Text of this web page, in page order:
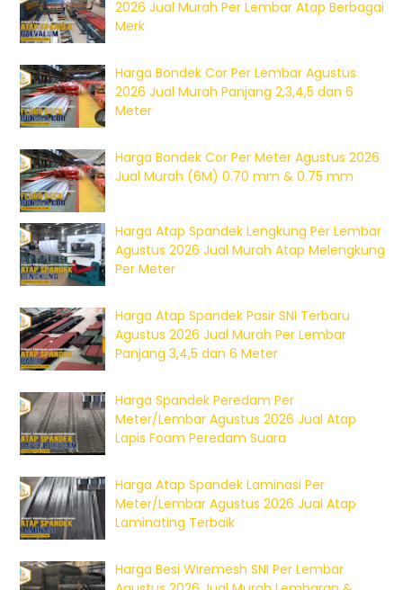
2026 Jual Murah Per Lembar Atap Berbagai
Merk
Harga Bondek Cor Per Lembar Agustus
2026 Jual Murah Panjang 2,3,4,5 dan 6
Meter
Harga Bondek Cor Per Meter Agustus 2026
Jual Murah (6M) 0.70 mm & 0.75 mm
Harga Atap Spandek Lengkung Per Lembar
Agustus 2026 Jual Murah Atap Melengkung
Per Meter
Harga Atap Spandek Pasir SNI Terbaru
Agustus 2026 Jual Murah Per Lembar
Panjang 3,4,5 dan 6 Meter
Harga Spandek Peredam Per
Meter/Lembar Agustus 2026 Jual Atap
Lapis Foam Peredam Suara
Harga Atap Spandek Laminasi Per
Meter/Lembar Agustus 2026 Jual Atap
Laminating Terbaik
Harga Besi Wiremesh SNI Per Lembar